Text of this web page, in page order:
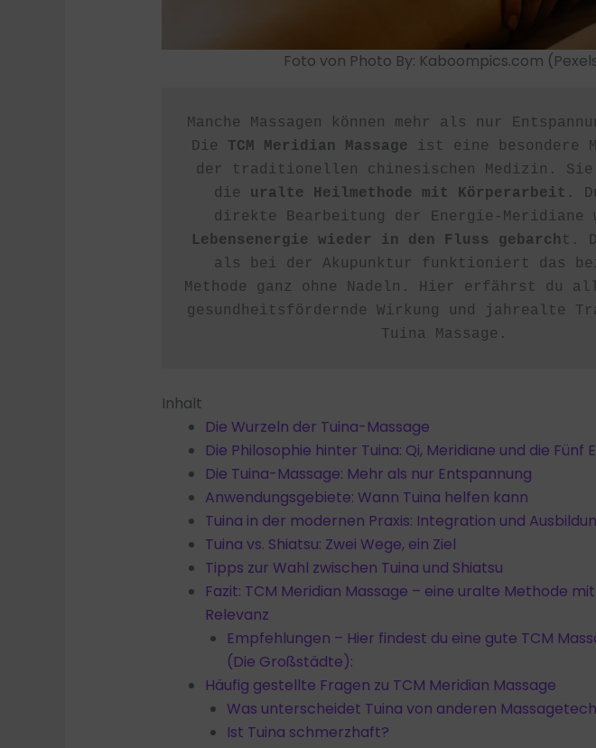
Foto von Photo By: Kaboompics.com
Manche Massagen können mehr als nur
Die TCM Meridian Massage ist eine besondere
der traditionellen chinesischen Medizin. Sie
die uralte Heilmethode mit Körperarbeit .
direkte Bearbeitung der Energie-Meridiane
Lebensenergie wieder in den Fluss gebarch t.
als bei der Akupunktur funktioniert das
Methode ganz ohne Nadeln. Hier erfährst du
gesundheitsfördernde Wirkung und jahrealte
Tuina Massage.
Inhalt
Die Wurzeln der Tuina-Massage
Die Philosophie hinter Tuina: Qi, Meridiane und die Fünf
Die Tuina-Massage: Mehr als nur Entspannung
Anwendungsgebiete: Wann Tuina helfen kann
Tuina in der modernen Praxis: Integration und
Tuina vs. Shiatsu: Zwei Wege, ein Ziel
Tipps zur Wahl zwischen Tuina und Shiatsu
Fazit: TCM Meridian Massage – eine uralte Methode
Relevanz
Empfehlungen – Hier findest du eine gute TCM
(Die Großstädte):
Häufig gestellte Fragen zu TCM Meridian Massage
Was unterscheidet Tuina von anderen
Ist Tuina schmerzhaft?